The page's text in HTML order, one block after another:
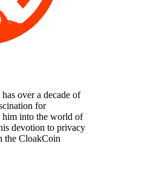
over a decade of
for
him into the world of
devotion to privacy
the CloakCoin